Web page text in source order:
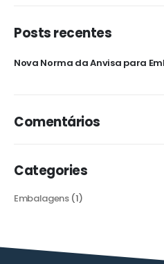
Posts recentes
Nova Norma da Anvisa para
Comentários
Categories
Embalagens(1)